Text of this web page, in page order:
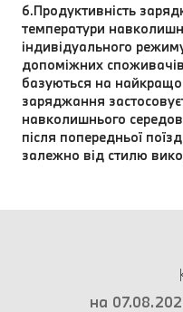
6.Продуктивність
температури
індивідуального
допоміжних
базуються на
заряджання
навколишнього
після попередньої
залежно від стилю
на